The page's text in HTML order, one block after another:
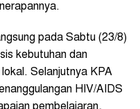
pada Sabtu (23/8)
kebutuhan dan
Selanjutnya KPA
HIV/AIDS